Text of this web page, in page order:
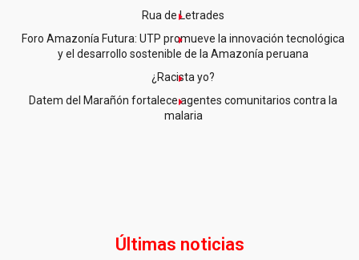
Rua de Letrades
Foro Amazonía Futura: UTP promueve la innovación tecnológica
y el desarrollo sostenible de la Amazonía peruana
¿Racista yo?
Datem del Marañón fortalece agentes comunitarios contra la
malaria
Últimas noticias